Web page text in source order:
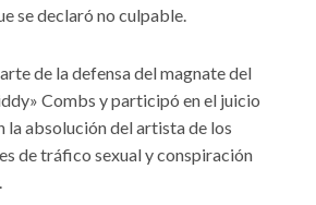
se declaró no culpable.
de la defensa del magnate del
Combs y participó en el juicio
la absolución del artista de los
de tráfico sexual y conspiración